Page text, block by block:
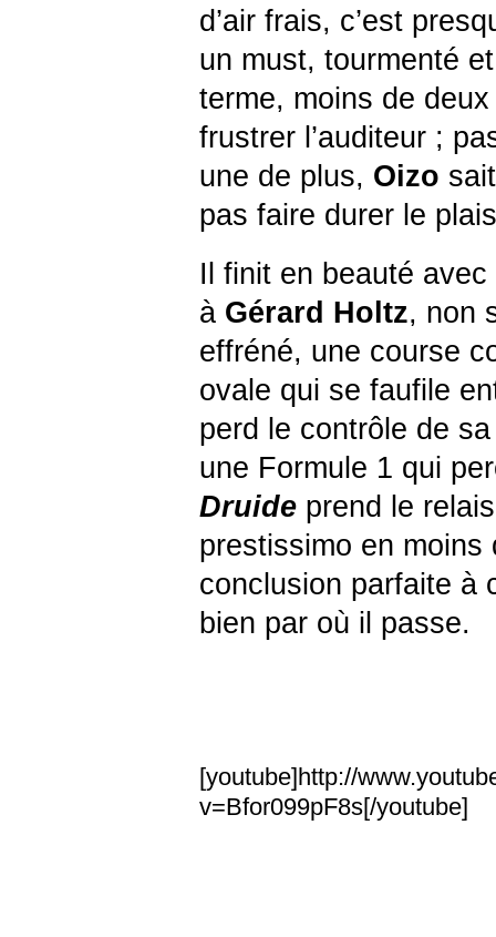
d’air frais, c’est
un must, tourmenté
terme, moins de
frustrer l’auditeur ;
une de plus, Oizo
pas faire durer le
Il finit en beauté avec
à Gérard Holtz, non
effréné, une course
ovale qui se faufile
perd le contrôle de
une Formule 1 qui
Druide prend le
prestissimo en moins
conclusion parfaite à
bien par où il passe.
[youtube]http://
v=Bfor099pF8s[/youtube]